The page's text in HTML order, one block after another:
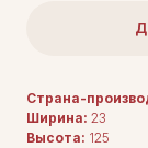
Страна-
Ширина: 23
Высота: 125